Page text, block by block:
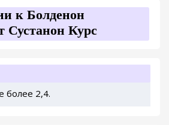
к Болденон
Сустанон Курс
более 2,4.